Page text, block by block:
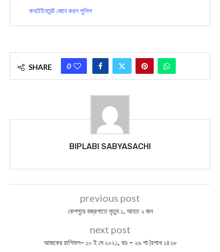
কনটেইনমেন্ট জোন করল পুলিশ
SHARE 0
BIPLABI SABYASACHI
previous post
কেশপুরে বজ্রপাতে মৃত্যু ১, আহত ২ জন
next post
আজকের রাশিফল- ১০ ই মে ২০২১, বাঃ – ২৬ শা বৈশাখ ১৪২৮